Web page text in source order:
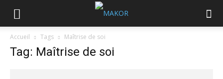
Accueil Tags Maîtrise de soi
Tag: Maîtrise de soi